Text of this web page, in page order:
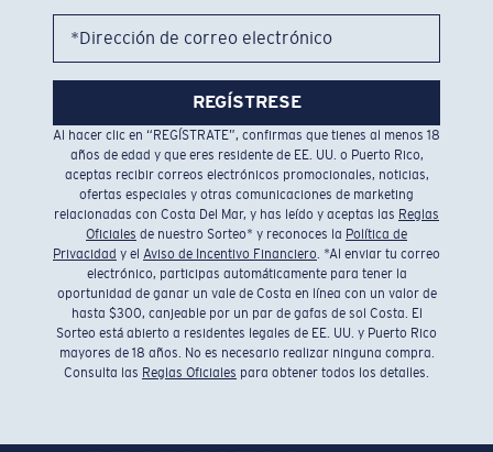
*Dirección de correo electrónico
REGÍSTRESE
Al hacer clic en “REGÍSTRATE”, confirmas que tienes al menos 18
años de edad y que eres residente de EE. UU. o Puerto Rico,
aceptas recibir correos electrónicos promocionales, noticias,
ofertas especiales y otras comunicaciones de marketing
relacionadas con Costa Del Mar, y has leído y aceptas las Reglas
Oficiales de nuestro Sorteo* y reconoces la Política de
Privacidad y el Aviso de Incentivo Financiero. *Al enviar tu correo
electrónico, participas automáticamente para tener la
oportunidad de ganar un vale de Costa en línea con un valor de
hasta $300, canjeable por un par de gafas de sol Costa. El
Sorteo está abierto a residentes legales de EE. UU. y Puerto Rico
mayores de 18 años. No es necesario realizar ninguna compra.
Consulta las Reglas Oficiales para obtener todos los detalles.